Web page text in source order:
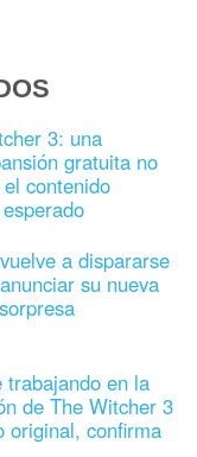
3: una
gratuita no
contenido
a dispararse
su nueva
trabajando en la
de The Witcher 3
original, confirma